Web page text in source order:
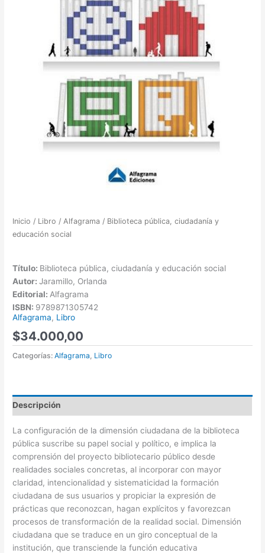
Inicio / Libro /Alfagrama / Biblioteca pública, ciudadanía y
educación social
Título: Biblioteca pública, ciudadanía y educación social
Autor:Jaramillo, Orlanda
Editorial: Alfagrama
ISBN: 9789871305742
Alfagrama, Libro
$34.000,00
Categorías:Alfagrama Libro
Descripción
La configuración de la dimensión ciudadana de la biblioteca
pública suscribe su papel social y político, e implica la
comprensión del proyecto bibliotecario público desde
realidades sociales concretas, al incorporar con mayor
claridad, intencionalidad y sistematicidad la formación
ciudadana de sus usuarios y propiciar la expresión de
prácticas que reconozcan, hagan explícitos y favorezcan
procesos de transformación de la realidad social. Dimensión
ciudadana que se traduce en un giro conceptual de la
institución, que transciende la función educativa